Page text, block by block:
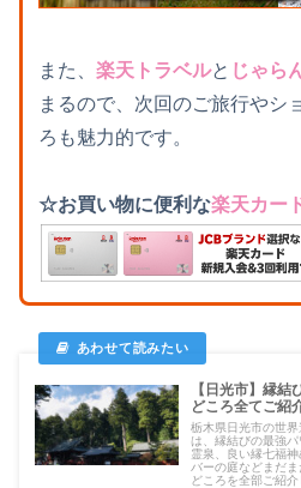
また、 楽天トラベルと じゃら
まるので、次回のご旅行やシ
ろも魅力的です。
☆お買い物に便利な楽天カー
【日光市】縁
どころ全てご紹
栃木県日光市の世界
は、縁結びの最強
霊泉、良い縁七福
バーの庭などまだ
どころを全部ご紹介